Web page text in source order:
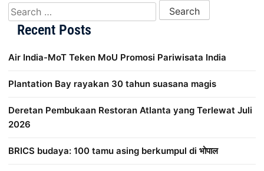
Search for:
Recent Posts
Air India-MoT Teken MoU Promosi Pariwisata India
Plantation Bay rayakan 30 tahun suasana magis
Deretan Pembukaan Restoran Atlanta yang Terlewat Juli
2026
BRICS budaya: 100 tamu asing berkumpul di भोपाल